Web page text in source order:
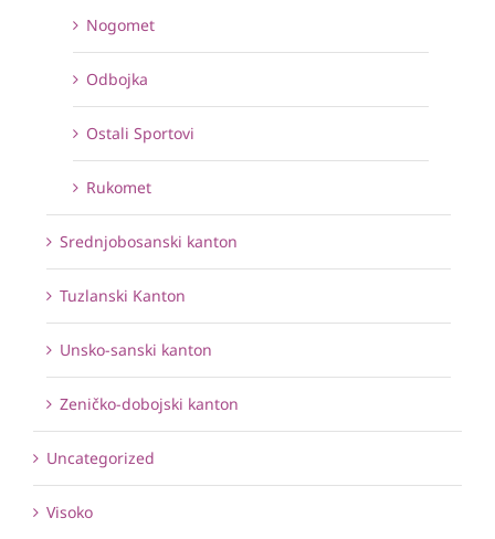
Nogomet
Odbojka
Ostali Sportovi
Rukomet
Srednjobosanski kanton
Tuzlanski Kanton
Unsko-sanski kanton
Zeničko-dobojski kanton
Uncategorized
Visoko